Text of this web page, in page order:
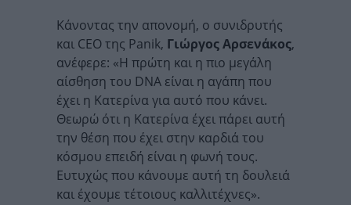
Κάνοντας την απονομή, ο συνιδρυτής
και CEO της Panik, Γιώργος Αρσενάκος,
ανέφερε: «Η πρώτη και η πιο μεγάλη
αίσθηση του DNA είναι η αγάπη που
έχει η Κατερίνα για αυτό που κάνει.
Θεωρώ ότι η Κατερίνα έχει πάρει αυτή
την θέση που έχει στην καρδιά του
κόσμου επειδή είναι η φωνή τους.
Ευτυχώς που κάνουμε αυτή τη δουλειά
και έχουμε τέτοιους καλλιτέχνες».